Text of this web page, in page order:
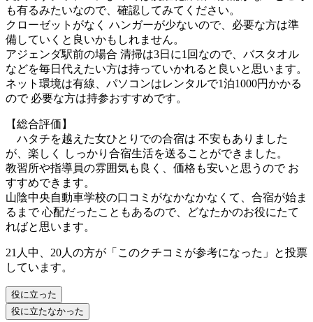
も有るみたいなので、確認してみてください。
クローゼットがなく ハンガーが少ないので、必要な方は準
備していくと良いかもしれません。
アジェンダ駅前の場合 清掃は3日に1回なので、バスタオル
などを毎日代えたい方は持っていかれると良いと思います。
ネット環境は有線、パソコンはレンタルで1泊1000円かかる
ので 必要な方は持参おすすめです。
【総合評価】
ハタチを越えた女ひとりでの合宿は 不安もありました
が、楽しく しっかり合宿生活を送ることができました。
教習所や指導員の雰囲気も良く、価格も安いと思うので お
すすめできます。
山陰中央自動車学校の口コミがなかなかなくて、合宿が始ま
るまで 心配だったこともあるので、どなたかのお役にたて
ればと思います。
21人中、20人の方が「このクチコミが参考になった」と投票
しています。
役に立った
役に立たなかった